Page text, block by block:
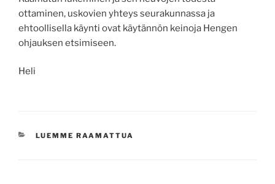
ottaminen, uskovien yhteys seurakunnassa ja
ehtoollisella käynti ovat käytännön keinoja Hengen
ohjauksen etsimiseen.
Heli
KATEGORIAT
LUEMME RAAMATTUA